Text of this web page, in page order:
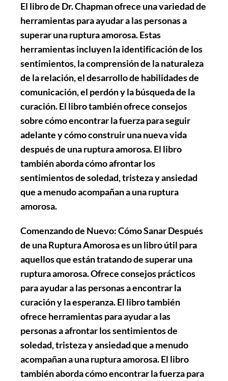
El libro de Dr. Chapman ofrece una variedad de
herramientas para ayudar a las personas a
superar una ruptura amorosa. Estas
herramientas incluyen la identificación de los
sentimientos, la comprensión de la naturaleza
de la relación, el desarrollo de habilidades de
comunicación, el perdón y la búsqueda de la
curación. El libro también ofrece consejos
sobre cómo encontrar la fuerza para seguir
adelante y cómo construir una nueva vida
después de una ruptura amorosa. El libro
también aborda cómo afrontar los
sentimientos de soledad, tristeza y ansiedad
que a menudo acompañan a una ruptura
amorosa.
Comenzando de Nuevo: Cómo Sanar Después
de una Ruptura Amorosa es un libro útil para
aquellos que están tratando de superar una
ruptura amorosa. Ofrece consejos prácticos
para ayudar a las personas a encontrar la
curación y la esperanza. El libro también
ofrece herramientas para ayudar a las
personas a afrontar los sentimientos de
soledad, tristeza y ansiedad que a menudo
acompañan a una ruptura amorosa. El libro
también aborda cómo encontrar la fuerza para